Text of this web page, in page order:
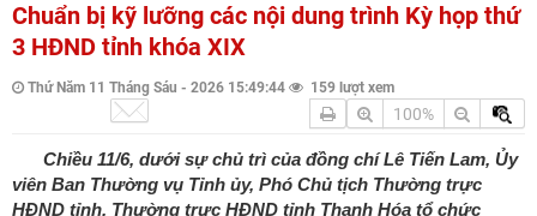
Chuẩn bị kỹ lưỡng các nội dung trình Kỳ họp thứ
3 HĐND tỉnh khóa XIX
Thứ Năm 11 Tháng Sáu - 2026 15:49:44 159 lượt xem
100%
Chiều 11/6, dưới sự chủ trì của đồng chí Lê Tiến Lam, Ủy
viên Ban Thường vụ Tỉnh ủy, Phó Chủ tịch Thường trực
HĐND tỉnh, Thường trực HĐND tỉnh Thanh Hóa tổ chức